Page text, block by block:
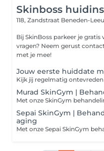
Skinboss
118, Zandstraat Beneden-
Bij SkinBoss parkeer je gratis voor de
vragen? Neem gerust
met je mee!
Jouw eerste huiddate
Murad SkinGym |
Sepai SkinGym |
aging